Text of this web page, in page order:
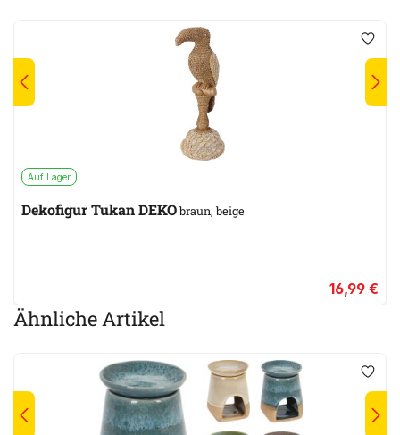
Auf Lager
Dekofigur Tukan DEKObraun, beige
16,99 €
Ähnliche Artikel